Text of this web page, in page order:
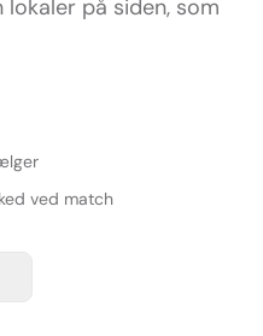
på siden, som
ved match